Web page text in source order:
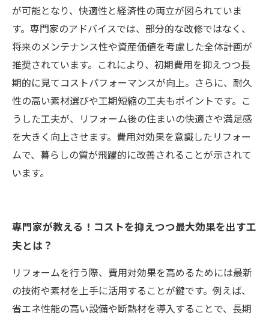
が可能となり、快適性と経済性の両立が図られていま
す。専門家のアドバイスでは、部分的な改修ではなく、
将来のメンテナンス性や資産価値を考慮した全体計画が
推奨されています。これにより、初期費用を抑えつつ長
期的に見てコストパフォーマンスが向上。さらに、耐久
性の高い素材選びや工期短縮の工夫もポイントです。こ
うした工夫が、リフォーム後の住まいの快適さや満足感
を大きく向上させます。費用対効果を意識したリフォー
ムで、暮らしの質が飛躍的に改善されることが示されて
います。
専門家が教える！コストを抑えつつ最大効果を出す工
夫とは？
リフォームを行う際、費用対効果を高めるためには最新
の技術や素材を上手に活用することが鍵です。例えば、
省エネ性能の高い設備や断熱材を導入することで、長期